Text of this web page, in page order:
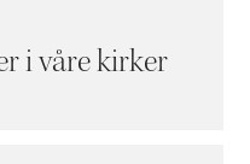
i våre kirker